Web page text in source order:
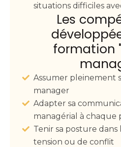
situations difficiles
Les
formation
Assumer pleinement
manager
Adapter sa
managérial à chaque
Tenir sa posture dans
tension ou de conflit